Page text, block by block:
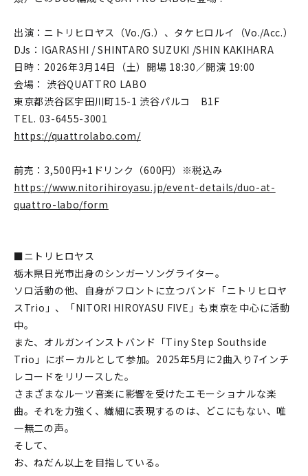
出演：ニトリヒロヤス（Vo./G.）、タケヒロルイ（Vo./Acc.）
DJs：IGARASHI / SHINTARO SUZUKI /SHIN KAKIHARA
日時：2026年3月14日（土）開場 18:30／開演 19:00
会場： 渋谷QUATTRO LABO
東京都渋谷区宇田川町15-1 渋谷パルコ B1F
TEL. 03-6455-3001
https://quattrolabo.com/
前売：3,500円+1ドリンク（600円）※税込み
https://www.nitorihiroyasu.jp/event-details/duo-at-
quattro-labo/form
■ニトリヒロヤス
栃木県日光市出身のシンガーソングライター。
ソロ活動の他、自身がフロントに立つバンド「ニトリヒロヤ
スTrio」、「NITORI HIROYASU FIVE」も東京を中心に活動
中。
また、オルガンインストバンド「Tiny Step Southside
Trio」にボーカルとして参加。2025年5月に2曲入り7インチ
レコードをリリースした。
さまざまなルーツ音楽に影響を受けたエモーショナルな楽
曲。それを力強く、繊細に表現するのは、どこにもない、唯
一無二の声。
そして、
お、ねだん以上を目指している。